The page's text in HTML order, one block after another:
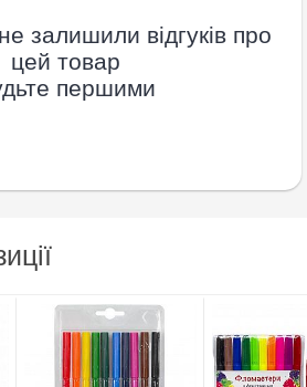
залишили відгуків про
цей товар
першими